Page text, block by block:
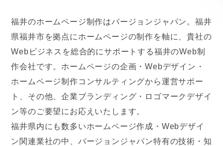
福井のホームページ制作はバージョンジャパン。福井
県福井市を拠点にホームページの制作を軸に、貴社の
Webビジネスを総合的にサポートする福井のWeb制
作会社です。ホームページの企画・Webデザイン・
ホームページ制作コンサルティングから運営サポー
ト、その他、企業ブランディング・ロゴマークデザイ
ン等のご要望にお応えいたします。
福井県内にも数多いホームページ作成・Webデザイ
ン関連業社の中、バージョンジャパン特有の技術・知